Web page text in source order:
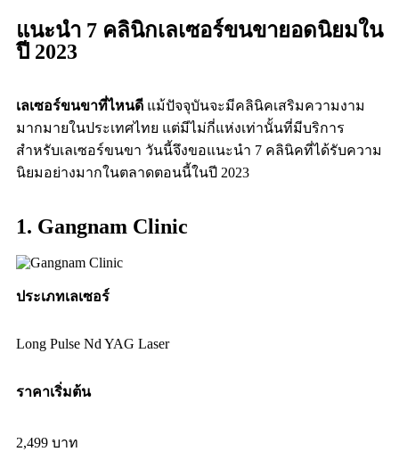
แนะนำ 7 คลินิกเลเซอร์ขนขายอดนิยมใน
ปี 2023
เลเซอร์ขนขาที่ไหนดี แม้ปัจจุบันจะมีคลินิคเสริมความงาม
มากมายในประเทศไทย แต่มีไม่กี่แห่งเท่านั้นที่มีบริการ
สำหรับเลเซอร์ขนขา วันนี้จึงขอแนะนำ 7 คลินิคที่ได้รับความ
นิยมอย่างมากในตลาดตอนนี้ในปี 2023
1. Gangnam Clinic
ประเภทเลเซอร์
Long Pulse Nd YAG Laser
ราคาเริ่มต้น
2,499 บาท